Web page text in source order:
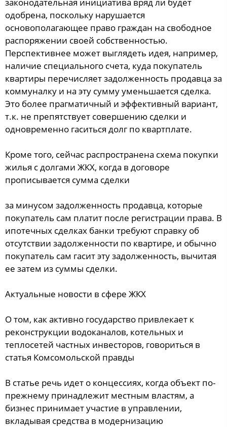
одобрена, поскольку нарушается
основополагающее право граждан на свободное
распоряжении своей собственностью.
Перспективнее может выглядеть идея, например,
наличие специального счета, куда покупатель
квартиры перечисляет задолженность продавца за
коммуналку и на эту сумму уменьшается сделка.
Это более прагматичный и эффективный вариант,
т.к. не препятствует совершению сделки и
одновременно гаситься долг по квартплате.
Кроме того, сейчас распространена схема покупки
жилья с долгами ЖКХ, когда в договоре
прописывается сумма сделки
за минусом задолженность продавца, которые
покупатель сам платит после регистрации права. В
ипотечных сделках банки требуют справку об
отсутствии задолженности по квартире, и обычно
покупатель сам гасит эту задолженность, вычитая
ее затем из суммы сделки.
Актуальные новости в сфере ЖКХ
О том, как активно государство привлекает к
реконструкции водоканалов, котельных и
теплосетей частных инвесторов, говориться в
статья Комсомольской правды
В статье речь идет о концессиях, когда объект по-
прежнему принадлежит местным властям, а
бизнес принимает участие в управлении,
вкладывая средства в модернизацию